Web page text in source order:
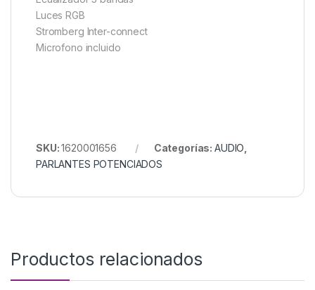
Luces RGB
Stromberg Inter-connect
Microfono incluido
SKU:1620001656 Categorías: AUDIO
PARLANTES POTENCIADOS
Productos relacionados